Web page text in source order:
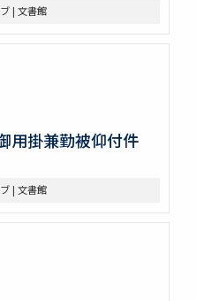
| 文書館
用掛兼勤被仰付件
| 文書館